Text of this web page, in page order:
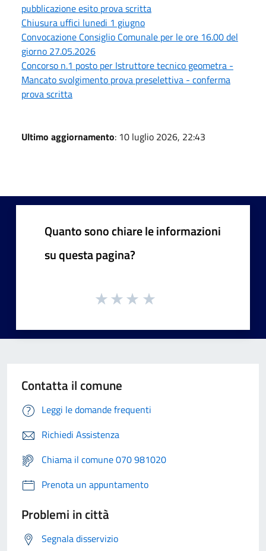
pubblicazione esito prova scritta
Chiusura uffici lunedi 1 giugno
Convocazione Consiglio Comunale per le ore 16.00 del
giorno 27.05.2026
Concorso n.1 posto per Istruttore tecnico geometra -
Mancato svolgimento prova preselettiva - conferma
prova scritta
Ultimo aggiornamento: 10 luglio 2026, 22:43
Quanto sono chiare le informazioni
su questa pagina?
Contatta il comune
Leggi le domande frequenti
Richiedi Assistenza
Chiama il comune 070 981020
Prenota un appuntamento
Problemi in città
Segnala disservizio